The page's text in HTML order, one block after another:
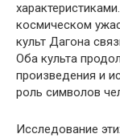
космическом
культ Дагона
Оба культа
произведения и
роль символов
Исследование